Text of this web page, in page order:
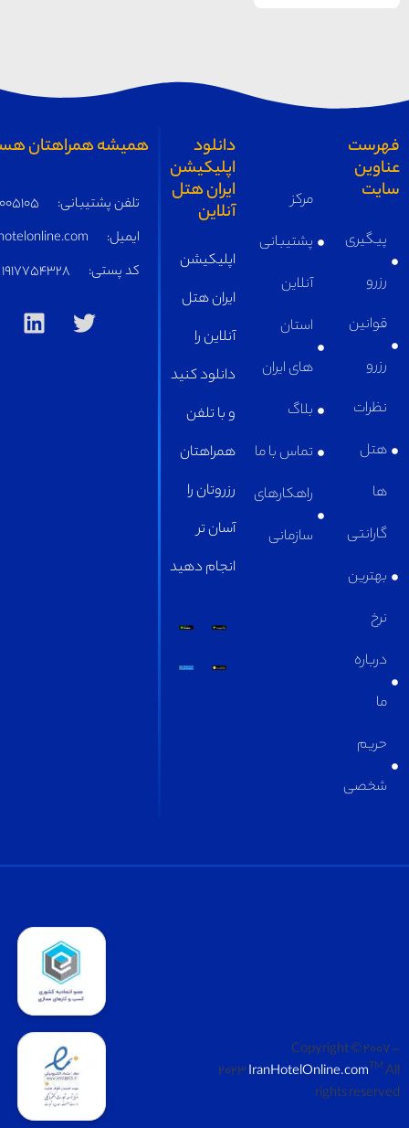
همیشه همراهتان هستیم
تلفن پشتیبانی:
05191005105
ایمیل:
supply@iranhotelonline.com
کد پستی:
1917754328